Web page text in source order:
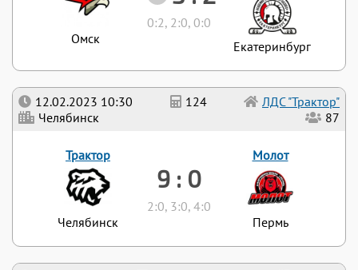
12.02.2023 10:30 124
ЛДС "Трактор"
Челябинск
87
Трактор
Челябинск
9 : 0
2:0, 3:0, 4:0
Молот
Пермь
Омск
0:2, 2:0, 0:0
Екатеринбург